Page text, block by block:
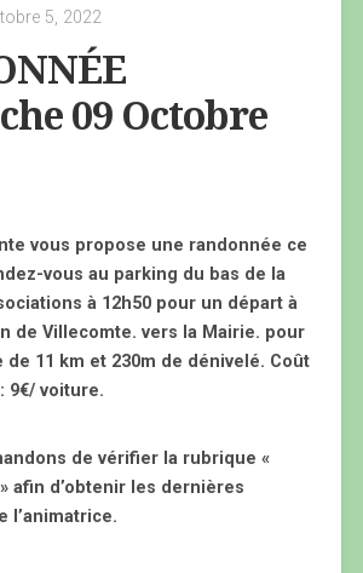
5, 2022
09 Octobre
vous propose une randonnée ce
vous au parking du bas de la
à 12h50 pour un départ à
de Villecomte. vers la Mairie. pour
de 11 km et 230m de dénivelé. Coût
9€/ voiture.
de vérifier la rubrique «
afin d’obtenir les dernières
l’animatrice.